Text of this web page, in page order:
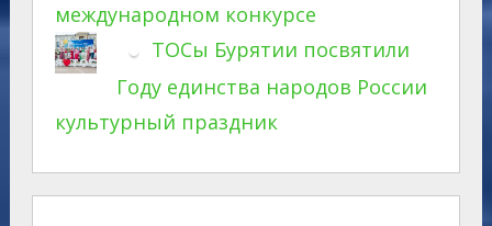
международном конкурсе
ТОСы Бурятии посвятили
Году единства народов России
культурный праздник